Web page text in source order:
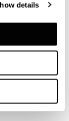
details